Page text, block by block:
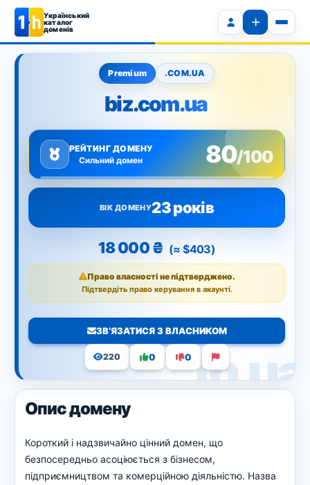
Український
каталог
доменів
Premium .COM.UA
biz.com.ua
РЕЙТИНГ ДОМЕНУ
Сильний домен
80/100
ВІК ДОМЕНУ23 років
18 000 ₴ (≈ $403)
Право власності не підтверджено.
Підтвердіть право керування в акаунті.
ЗВ’ЯЗАТИСЯ З ВЛАСНИКОМ
220 0 0
Опис домену
Короткий і надзвичайно цінний домен, що
безпосередньо асоціюється з бізнесом,
підприємництвом та комерційною діяльністю. Назва